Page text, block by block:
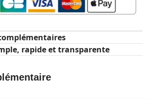
rapide et transparente